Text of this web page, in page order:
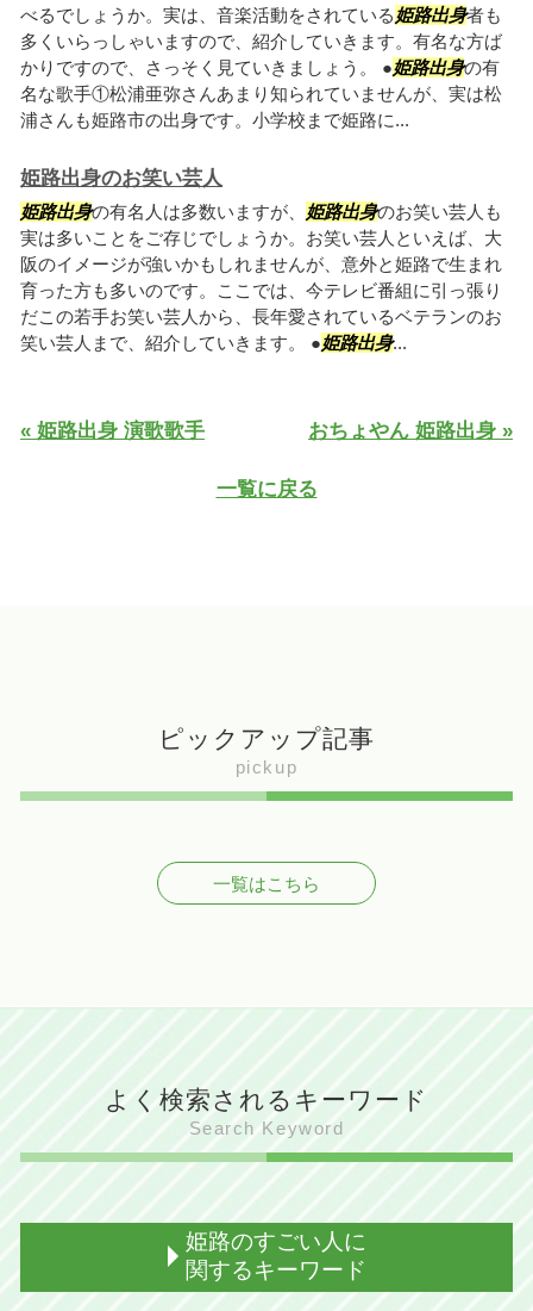
べるでしょうか。実は、音楽活動をされている姫路出身者も
多くいらっしゃいますので、紹介していきます。有名な方ば
かりですので、さっそく見ていきましょう。 ●姫路出身の有
名な歌手①松浦亜弥さんあまり知られていませんが、実は松
浦さんも姫路市の出身です。小学校まで姫路に...
姫路出身のお笑い芸人
姫路出身の有名人は多数いますが、 姫路出身のお笑い芸人も
実は多いことをご存じでしょうか。お笑い芸人といえば、大
阪のイメージが強いかもしれませんが、意外と姫路で生まれ
育った方も多いのです。ここでは、今テレビ番組に引っ張り
だこの若手お笑い芸人から、長年愛されているベテランのお
笑い芸人まで、紹介していきます。 ●姫路出身...
« 姫路出身 演歌歌手 おちょやん 姫路出身 »
一覧に戻る
ピックアップ記事
pickup
一覧はこちら
よく検索されるキーワード
Search Keyword
姫路のすごい人に
関するキーワード